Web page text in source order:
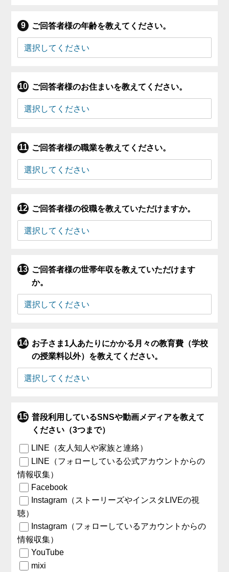
ご回答者様の年齢を教えてください。
ご回答者様のお住まいを教えてください。
ご回答者様の職業を教えてください。
ご回答者様の役職を教えていただけますか。
ご回答者様の世帯年収を教えていただけます
か。
お子さま1人あたりにかかる月々の教育費（学校
の授業料以外）を教えてください。
普段利用しているSNSや動画メディアを教えて
ください（3つまで）
LINE（友人知人や家族と連絡）
LINE（フォローしている公式アカウントからの
情報収集）
Facebook
Instagram（ストーリーズやインスタLIVEの視
聴）
Instagram（フォローしているアカウントからの
情報収集）
YouTube
mixi